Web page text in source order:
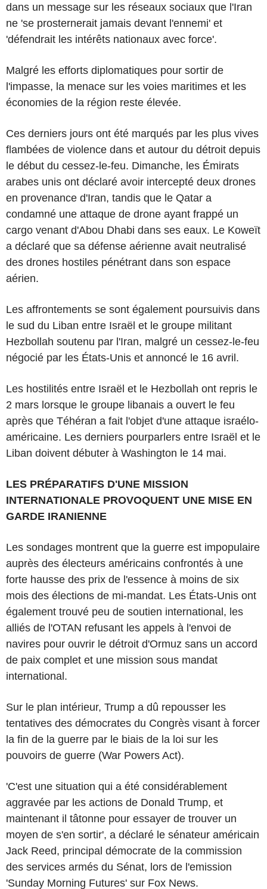
dans un message sur les réseaux sociaux que l'Iran
ne 'se prosternerait jamais devant l'ennemi' et
'défendrait les intérêts nationaux avec force'.
Malgré les efforts diplomatiques pour sortir de
l'impasse, la menace sur les voies maritimes et les
économies de la région reste élevée.
Ces derniers jours ont été marqués par les plus vives
flambées de violence dans et autour du détroit depuis
le début du cessez-le-feu. Dimanche, les Émirats
arabes unis ont déclaré avoir intercepté deux drones
en provenance d'Iran, tandis que le Qatar a
condamné une attaque de drone ayant frappé un
cargo venant d'Abou Dhabi dans ses eaux. Le Koweït
a déclaré que sa défense aérienne avait neutralisé
des drones hostiles pénétrant dans son espace
aérien.
Les affrontements se sont également poursuivis dans
le sud du Liban entre Israël et le groupe militant
Hezbollah soutenu par l'Iran, malgré un cessez-le-feu
négocié par les États-Unis et annoncé le 16 avril.
Les hostilités entre Israël et le Hezbollah ont repris le
2 mars lorsque le groupe libanais a ouvert le feu
après que Téhéran a fait l'objet d'une attaque israélo-
américaine. Les derniers pourparlers entre Israël et le
Liban doivent débuter à Washington le 14 mai.
LES PRÉPARATIFS D'UNE MISSION
INTERNATIONALE PROVOQUENT UNE MISE EN
GARDE IRANIENNE
Les sondages montrent que la guerre est impopulaire
auprès des électeurs américains confrontés à une
forte hausse des prix de l'essence à moins de six
mois des élections de mi-mandat. Les États-Unis ont
également trouvé peu de soutien international, les
alliés de l'OTAN refusant les appels à l'envoi de
navires pour ouvrir le détroit d'Ormuz sans un accord
de paix complet et une mission sous mandat
international.
Sur le plan intérieur, Trump a dû repousser les
tentatives des démocrates du Congrès visant à forcer
la fin de la guerre par le biais de la loi sur les
pouvoirs de guerre (War Powers Act).
'C'est une situation qui a été considérablement
aggravée par les actions de Donald Trump, et
maintenant il tâtonne pour essayer de trouver un
moyen de s'en sortir', a déclaré le sénateur américain
Jack Reed, principal démocrate de la commission
des services armés du Sénat, lors de l'emission
'Sunday Morning Futures' sur Fox News.